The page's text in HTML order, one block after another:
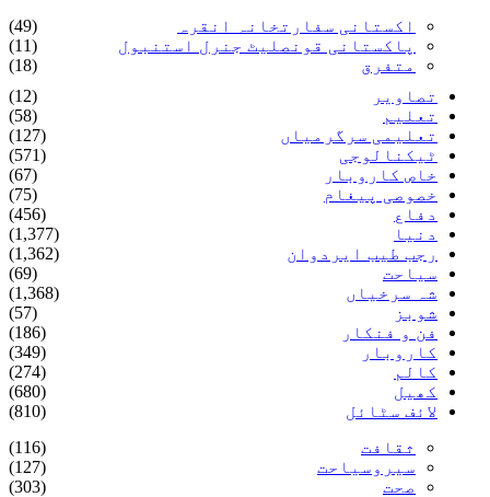
اکستانی سفارتخانہ انقرہ
(49)
پاکستانی قونصلیٹ جنرل استنبول
(11)
متفرق
(18)
تصاویر
(12)
تعلیم
(58)
تعلیمی سرگرمیاں
(127)
ٹیکنالوجی
(571)
خاص کاروبار
(67)
خصوصی پیغام
(75)
دفاع
(456)
دنیا
(1,377)
رجب طیب ایردوان
(1,362)
سیاحت
(69)
شہ سرخیاں
(1,368)
شوبز
(57)
فن و فنکار
(186)
کاروبار
(349)
کالم
(274)
کھیل
(680)
لائف سٹائل
(810)
ثقافت
(116)
سیروسیاحت
(127)
صحت
(303)